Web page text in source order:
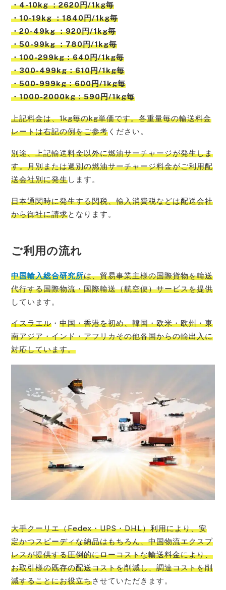
・4-10kg ：2620円/1kg毎
・10-19kg ：1840円/1kg毎
・20-49kg ：920円/1kg毎
・50-99kg ：780円/1kg毎
・100-299kg：640円/1kg毎
・300-499kg：610円/1kg毎
・500-999kg：600円/1kg毎
・1000-2000kg：590円/1kg毎
上記料金は、1kg毎のkg単価です。各重量毎の輸送料金
レートは右記の例をご参考 ください。
別途、上記輸送料金以外に燃油サーチャージが発生しま
す。月別または週別の燃油サーチャージ料金がご利用配
送会社別に発生します。
日本通関時に発生する関税、輸入消費税などは配送会社
から御社に請求となります。
ご利用の流れ
中国輸入総合研究所は、貿易事業主様の国際貨物を輸送
代行する国際物流・国際輸送（航空便）サービスを提供
しています。
イスラエル ・中国・香港を初め、韓国・欧米・欧州・東
南アジア・インド・アフリカその他各国からの輸出入に
対応しています。
大手クーリエ（Fedex・UPS・DHL）利用により、安
定かつスピーディな納品はもちろん、中国物流エクスプ
レスが提供する圧倒的にローコストな輸送料金により、
お取引様の既存の配送コストを削減し、調達コストを削
減することにお役立ちさせていただきます。